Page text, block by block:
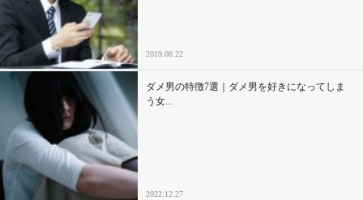
2019.08.22
ダメ男の特徴7選｜ダメ男を好きになってしま
う女...
2022.12.27